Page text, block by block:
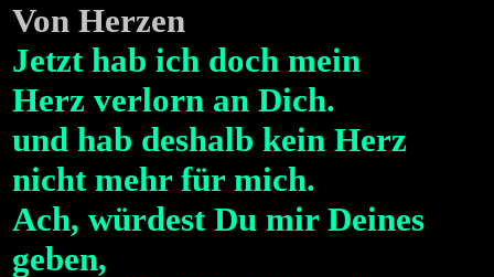
Von Herzen
Jetzt hab ich doch mein
Herz verlorn an Dich.
und hab deshalb kein Herz
nicht mehr für mich.
Ach, würdest Du mir Deines
geben,